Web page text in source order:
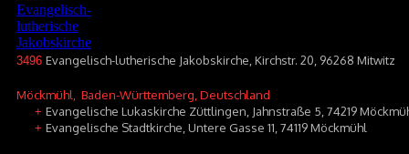
3496 Evangelisch-lutherische Jakobskirche, Kirchstr. 20, 96268 Mitwitz
Möckmühl , Baden-Württemberg, Deutschland
+ Evangelische Lukaskirche Züttlingen, Jahnstraße 5, 74219
+ Evangelische Stadtkirche, Untere Gasse 11, 74119 Möckmühl